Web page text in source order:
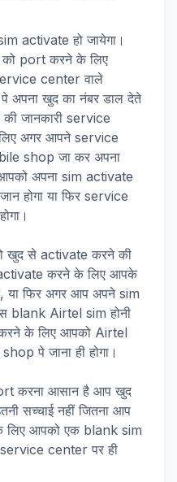
activate हो जायेगा।
को port करने के लिए
center वाले
खुद का नंबर डाल देते
जानकारी service
अगर आपने service
shop जा कर अपना
अपना sim activate
होगा या फिर service
खुद से activate करने की
करने के लिए आपके
या फिर अगर आप अपने sim
blank Airtel sim होनी
के लिए आपको Airtel
पे जाना ही होगा।
करना आसान है आप खुद
सच्चाई नहीं जितना आप
आपको एक blank sim
center पर ही